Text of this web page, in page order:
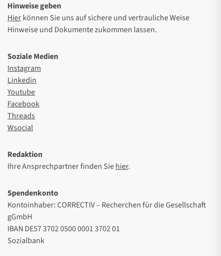
Hinweise geben
Hierkönnen Sie uns auf sichere und vertrauliche Weise
Hinweise und Dokumente zukommen lassen.
Soziale Medien
Instagram
Linkedin
Youtube
Facebook
Threads
Wsocial
Redaktion
Ihre Ansprechpartner finden Siehier.
Spendenkonto
Kontoinhaber: CORRECTIV – Recherchen für die Gesellschaft
gGmbH
IBAN DE57 3702 0500 0001 3702 01
Sozialbank